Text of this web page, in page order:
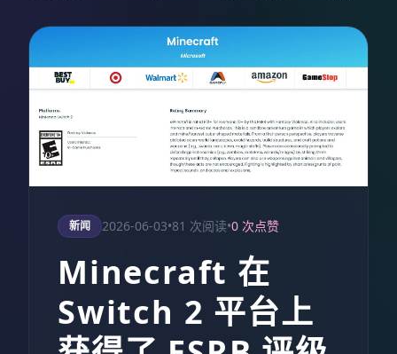
新闻 2026-06-03•81 次阅读•0 次点赞
Minecraft 在
Switch 2 平台上